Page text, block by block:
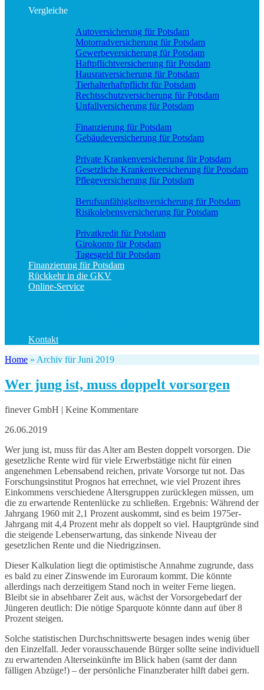
Vergleiche
Autoversicherung für Potsdam
Motorradversicherung für Potsdam
Gewerbeversicherung für Potsdam
Haftpflichtversicherung für Potsdam
Hausratversicherung für Potsdam
Tierhalterhaftpflicht für Potsdam
Rechtsschutzversicherung für Potsdam
Unfallversicherung für Potsdam
Finanzierung für Potsdam
Gebäudeversicherung für Potsdam
Private Krankenversicherung für Potsdam
Gesetzliche Krankenversicherung für Potsdam
Pflegeversicherung für Potsdam
Berufs­unfähigkeitsversicherung für Potsdam
Risikolebensversicherung für Potsdam
Privatkredit für Potsdam
Girokonto für Potsdam
Tagesgeld für Potsdam
Finanzierung für Potsdam
Rückkehr in die GKV
Online-Service
Kontakt
Home » Archiv für Juni 2019
Wer jung ist, muss doppelt vorsorgen
finever GmbH | Keine Kommentare
26.06.2019
Wer jung ist, muss für das Alter am Besten doppelt vorsorgen. Die
gesetzliche Rente wird für viele Erwerbstätige nicht für einen
angenehmen Lebensabend reichen, private Vorsorge tut not. Das
Forschungsinstitut Prognos hat errechnet, wie viel Prozent ihres
Einkommens verschiedene Altersgruppen zurücklegen müssen, um
die zu erwartende Rentenlücke zu schließen. Ergebnis: Während der
Jahrgang 1960 mit 2,1 Prozent auskommt, sind es beim 1975er-
Jahrgang mit 4,4 Prozent mehr als doppelt so viel. Hauptgründe sind
die steigende Lebenserwartung, das sinkende Niveau der
gesetzlichen Rente und die Niedrigzinsen.
Dieser Kalkulation liegt die optimistische Annahme zugrunde, dass
es bald zu einer Zinswende im Euroraum kommt. Die könnte
allerdings nach derzeitigem Stand noch in weiter Ferne liegen.
Bleibt sie in absehbarer Zeit aus, wächst der Vorsorgebedarf der
Jüngeren deutlich: Die nötige Sparquote könnte dann auf über 8
Prozent steigen.
Solche statistischen Durchschnittswerte besagen indes wenig über
den Einzelfall. Jeder vorausschauende Bürger sollte seine individuell
zu erwartenden Alterseinkünfte im Blick haben (samt der dann
fälligen Abzüge!) – der persönliche Finanzberater hilft dabei gern.